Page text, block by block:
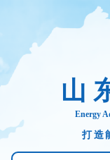
山
Energy
打造